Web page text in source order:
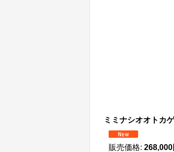
ミミナシオオトカ
販売価格: 268,000